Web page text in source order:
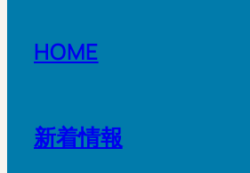
HOME
新着情報